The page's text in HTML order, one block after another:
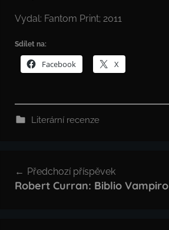
Vydal: Fantom Print; 2011
Sdílet na:
Facebook X
Literární recenze
pro
Předchozí příspěvek
Robert Curran: Biblio Vampiro